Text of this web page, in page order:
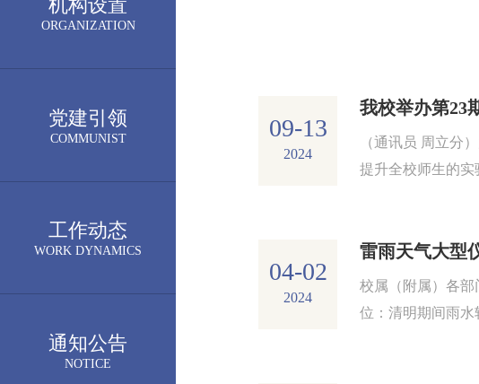
机构设置
ORGANIZATION
党建引领
COMMUNIST
工作动态
WORK DYNAMICS
通知公告
NOTICE
09-13
2024
（通讯员 周立分
提升全校师生的实
04-02
2024
校属（附属）各部
位：清明期间雨水